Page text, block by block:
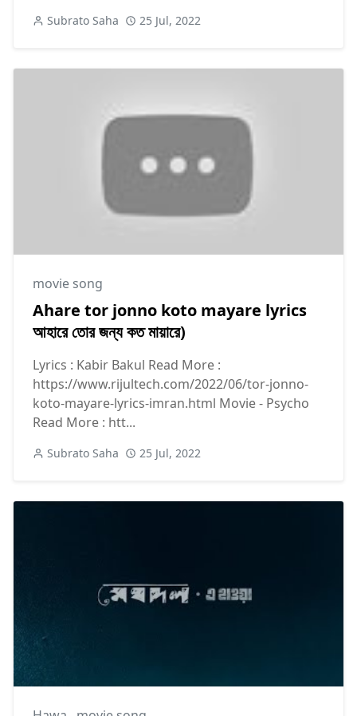
Subrato Saha 25 Jul, 2022
movie song
Ahare tor jonno koto mayare lyrics
আহারে তোর জন্য কত মায়ারে)
Lyrics : Kabir Bakul Read More :
https://www.rijultech.com/2022/06/tor-jonno-
koto-mayare-lyrics-imran.html Movie - Psycho
Read More : htt...
Subrato Saha 25 Jul, 2022